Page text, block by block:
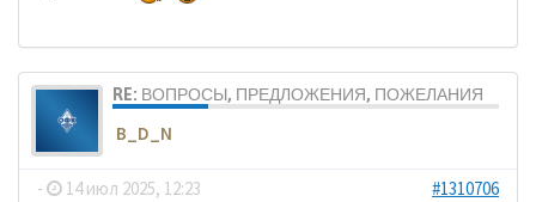
RE: ВОПРОСЫ, ПРЕДЛОЖЕНИЯ, ПОЖЕЛАНИЯ
B_D_N
- 14 июл 2025, 12:23 #1310706